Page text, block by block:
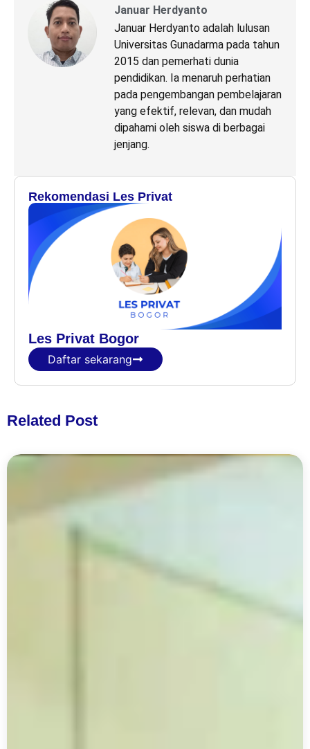
Januar Herdyanto
Januar Herdyanto adalah lulusan
Universitas Gunadarma pada tahun
2015 dan pemerhati dunia
pendidikan. Ia menaruh perhatian
pada pengembangan pembelajaran
yang efektif, relevan, dan mudah
dipahami oleh siswa di berbagai
jenjang.
Rekomendasi Les Privat
Les Privat Bogor
Daftar sekarang
Related Post